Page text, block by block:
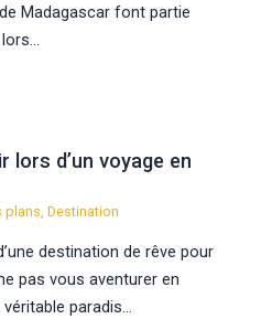
Madagascar font partie
lors d’un voyage en
plans ,Destination
destination de rêve pour
pas vous aventurer en
paradis…